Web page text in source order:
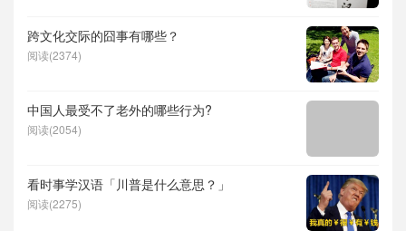
跨文化交际的囧事有哪些？
阅读(2374)
中国人最受不了老外的哪些行为?
阅读(2054)
看时事学汉语「川普是什么意思？」
阅读(2275)